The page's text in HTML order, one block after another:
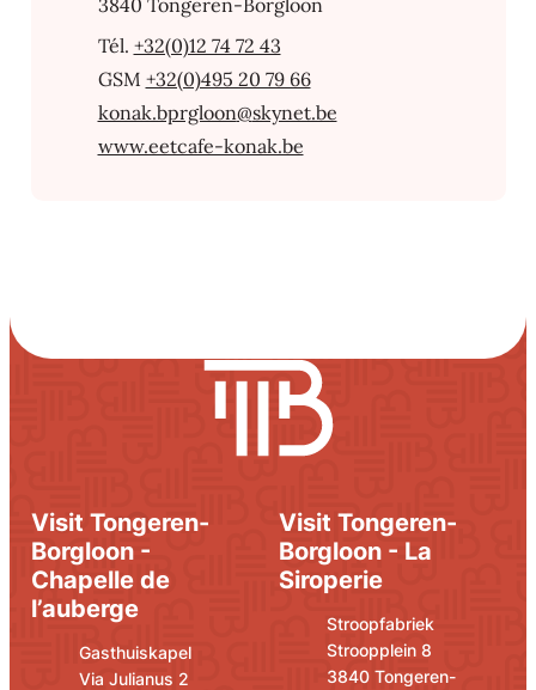
3840 Tongeren-Borgloon
+32(0)12 74 72 43
+32(0)495 20 79 66
E-mailkonak.bprgloon@skynet.be
Site Webwww.eetcafe-konak.be
Visit Tongeren-
Borgloon -
Chapelle de
l’auberge
AdresseGasthuiskapel
Via Julianus 2
E-mail
Visit Tongeren-
Borgloon - La
Siroperie
AdresseStroopfabriek
Stroopplein 8
,3840 Tongeren-
E-mail